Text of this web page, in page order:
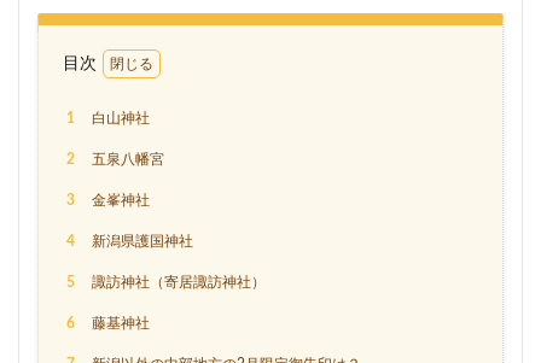
目次
1 白山神社
2 五泉八幡宮
3 金峯神社
4 新潟県護国神社
5 諏訪神社（寄居諏訪神社）
6 藤基神社